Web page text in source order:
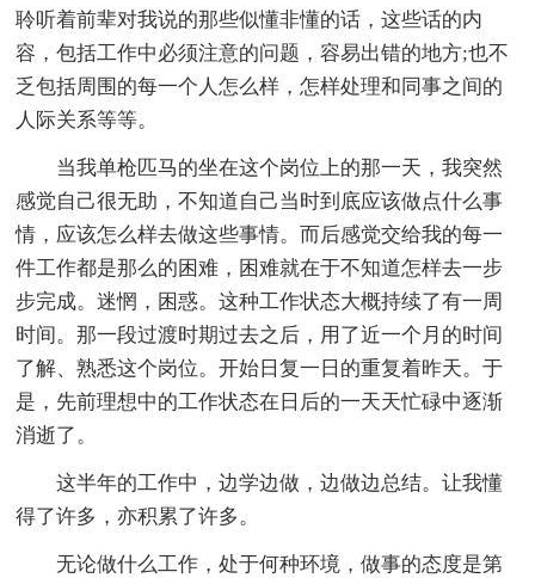
聆听着前辈对我说的那些似懂非懂的话，这些话的内
容，包括工作中必须注意的问题，容易出错的地方;也不
乏包括周围的每一个人怎么样，怎样处理和同事之间的
人际关系等等。
当我单枪匹马的坐在这个岗位上的那一天，我突然
感觉自己很无助，不知道自己当时到底应该做点什么事
情，应该怎么样去做这些事情。而后感觉交给我的每一
件工作都是那么的困难，困难就在于不知道怎样去一步
步完成。迷惘，困惑。这种工作状态大概持续了有一周
时间。那一段过渡时期过去之后，用了近一个月的时间
了解、熟悉这个岗位。开始日复一日的重复着昨天。于
是，先前理想中的工作状态在日后的一天天忙碌中逐渐
消逝了。
这半年的工作中，边学边做，边做边总结。让我懂
得了许多，亦积累了许多。
无论做什么工作，处于何种环境，做事的态度是第